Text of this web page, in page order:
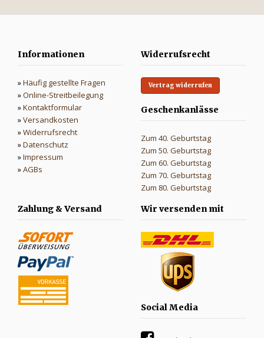
Informationen
»Häufig gestellte Fragen
»Online-Streitbeilegung
»Kontaktformular
»Versandkosten
»Widerrufsrecht
»Datenschutz
»Impressum
»AGBs
Widerrufsrecht
Vertrag widerrufen
Geschenkanlässe
Zum 40. Geburtstag
Zum 50. Geburtstag
Zum 60. Geburtstag
Zum 70. Geburtstag
Zum 80. Geburtstag
Zahlung & Versand
Wir versenden mit
Social Media